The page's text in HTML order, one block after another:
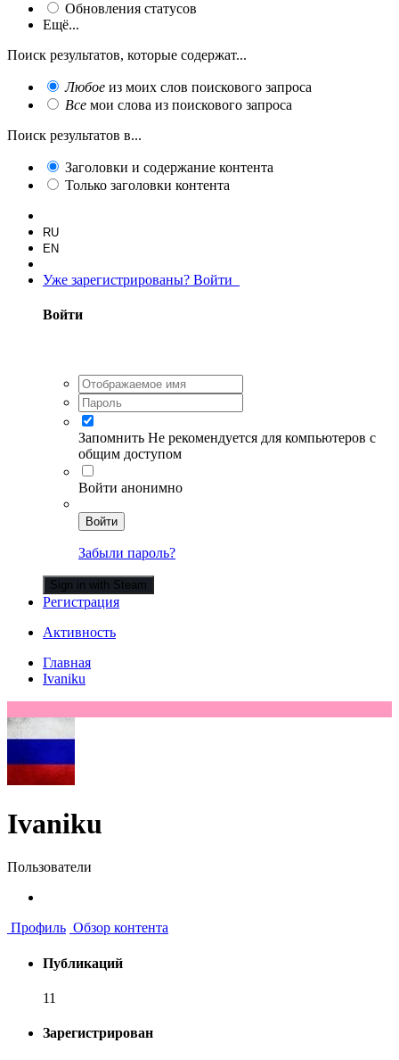
Обновления статусов
Ещё...
Поиск результатов, которые содержат...
Любое из моих слов поискового запроса
Все мои слова из поискового запроса
Поиск результатов в...
Заголовки и содержание контента
Только заголовки контента
RU
EN
Уже зарегистрированы? Войти
Войти
Запомнить Не рекомендуется для компьютеров с
общим доступом
Войти анонимно
Войти
Забыли пароль?
Sign in with Steam
Регистрация
Активность
Главная
Ivaniku
Ivaniku
Пользователи
Профиль Обзор контента
Публикаций
11
Зарегистрирован